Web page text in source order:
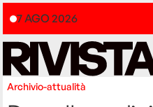
7 AGO 2026
Archivio-attualità